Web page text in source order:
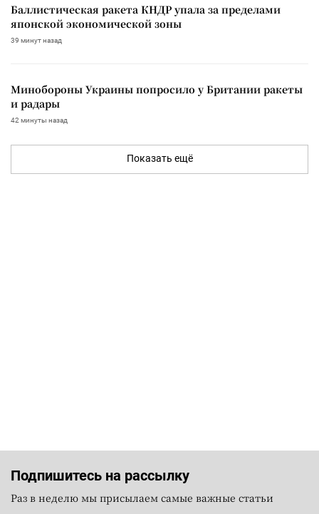
Баллистическая ракета КНДР упала за пределами
японской экономической зоны
39 минут назад
Минобороны Украины попросило у Британии ракеты
и радары
42 минуты назад
Показать ещё
Подпишитесь на рассылку
Раз в неделю мы присылаем самые важные статьи